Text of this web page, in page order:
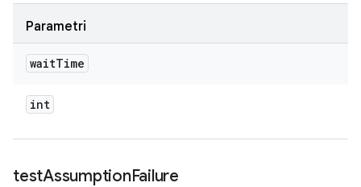
Parametri
waitTime
int
testAssumptionFailure